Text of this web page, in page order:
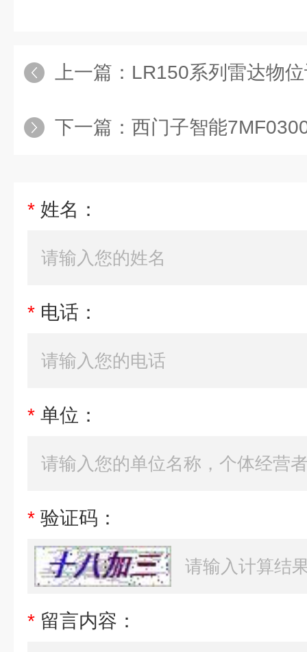
上一篇： LR150系列雷达物位计
下一篇： 西门子智能7MF0300-
* 姓名：
* 电话：
* 单位：
* 验证码：
* 留言内容：